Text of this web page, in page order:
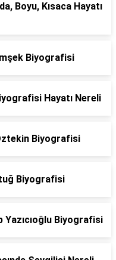
Boyu, Kısaca Hayatı
Biyografisi
Hayatı Nereli
Biyografisi
Biyografisi
Yazıcıoğlu Biyografisi